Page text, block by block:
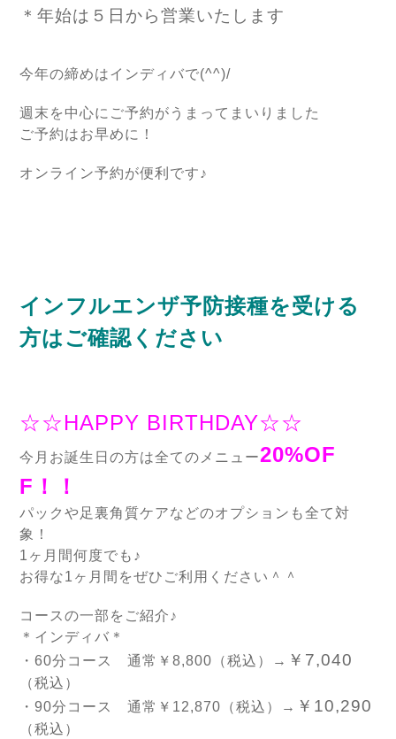
＊年始は５日から営業いたします
今年の締めはインディバで(^^)/
週末を中心にご予約がうまってまいりました
ご予約はお早めに！
オンライン予約が便利です♪
インフルエンザ予防接種を受ける
方はご確認ください
☆☆HAPPY BIRTHDAY☆☆
今月お誕生日の方は全てのメニュー20%OF
F！！
パックや足裏角質ケアなどのオプションも全て対
象！
1ヶ月間何度でも♪
お得な1ヶ月間をぜひご利用ください＾＾
コースの一部をご紹介♪
＊インディバ＊
・60分コース 通常￥8,800（税込）→ ￥7,040
（税込）
・90分コース 通常￥12,870（税込）→ ￥10,290
（税込）